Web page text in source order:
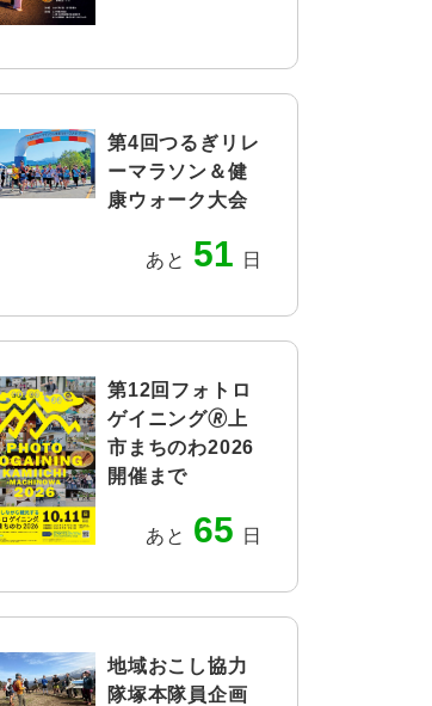
第4回つるぎリレ
ーマラソン＆健
康ウォーク大会
あと 51 日
第12回フォトロ
ゲイニング🄬上
市まちのわ2026
開催まで
あと 65 日
地域おこし協力
隊塚本隊員企画